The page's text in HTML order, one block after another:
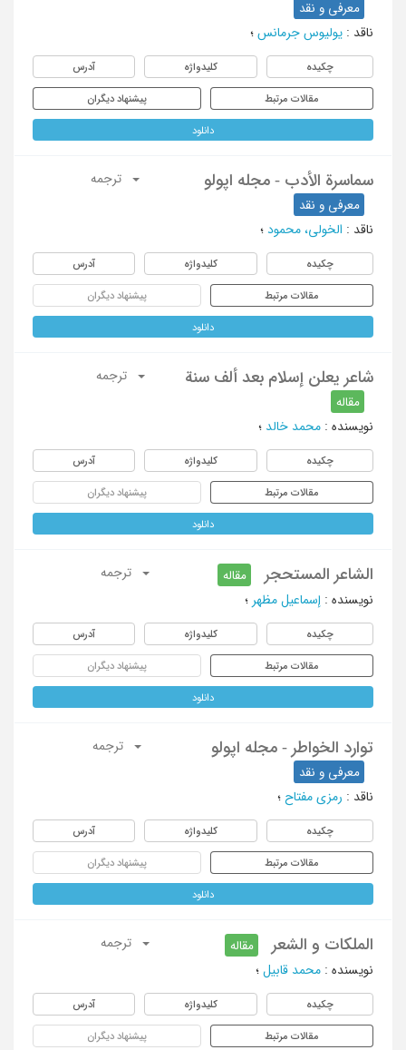
معرفی و نقد
ناقد : یولیوس جرمانس ؛
چکیده کلیدواژه آدرس
مقالات مرتبط پیشنهاد دیگران
دانلود
سماسرة الأدب - مجله اپولو
معرفی و نقد
ترجمه
ناقد : الخولی، محمود ؛
چکیده کلیدواژه آدرس
مقالات مرتبط پیشنهاد دیگران
دانلود
شاعر یعلن إسلام بعد ألف سنة
مقاله
ترجمه
نویسنده : محمد خالد ؛
چکیده کلیدواژه آدرس
مقالات مرتبط پیشنهاد دیگران
دانلود
الشاعر المستحجر مقاله
ترجمه
نویسنده : إسماعیل مظهر ؛
چکیده کلیدواژه آدرس
مقالات مرتبط پیشنهاد دیگران
دانلود
توارد الخواطر - مجله اپولو
معرفی و نقد
ترجمه
ناقد : رمزی مفتاح ؛
چکیده کلیدواژه آدرس
مقالات مرتبط پیشنهاد دیگران
دانلود
الملکات و الشعر مقاله
ترجمه
نویسنده : محمد قابیل ؛
چکیده کلیدواژه آدرس
مقالات مرتبط پیشنهاد دیگران